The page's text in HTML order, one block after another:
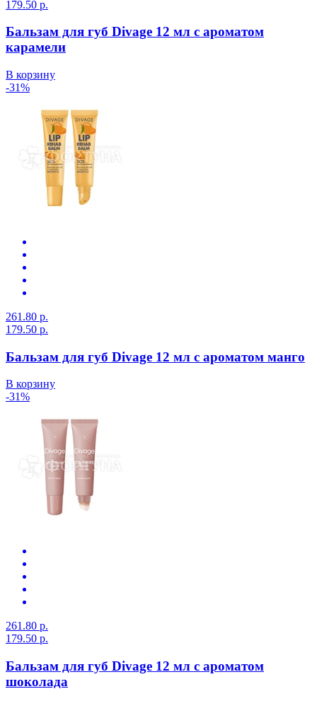
179.50 р.
Бальзам для губ Divage 12 мл с ароматом
карамели
В корзину
-31%
261.80 р.
179.50 р.
Бальзам для губ Divage 12 мл с ароматом манго
В корзину
-31%
261.80 р.
179.50 р.
Бальзам для губ Divage 12 мл с ароматом
шоколада